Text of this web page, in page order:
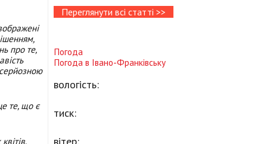
про те,
те, що є
Переглянути всі статті >>
Погода
Погода в Івано-Франківську
вологість:
тиск: